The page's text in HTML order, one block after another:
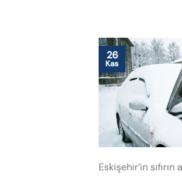
26
Kas
Eskişehir’in